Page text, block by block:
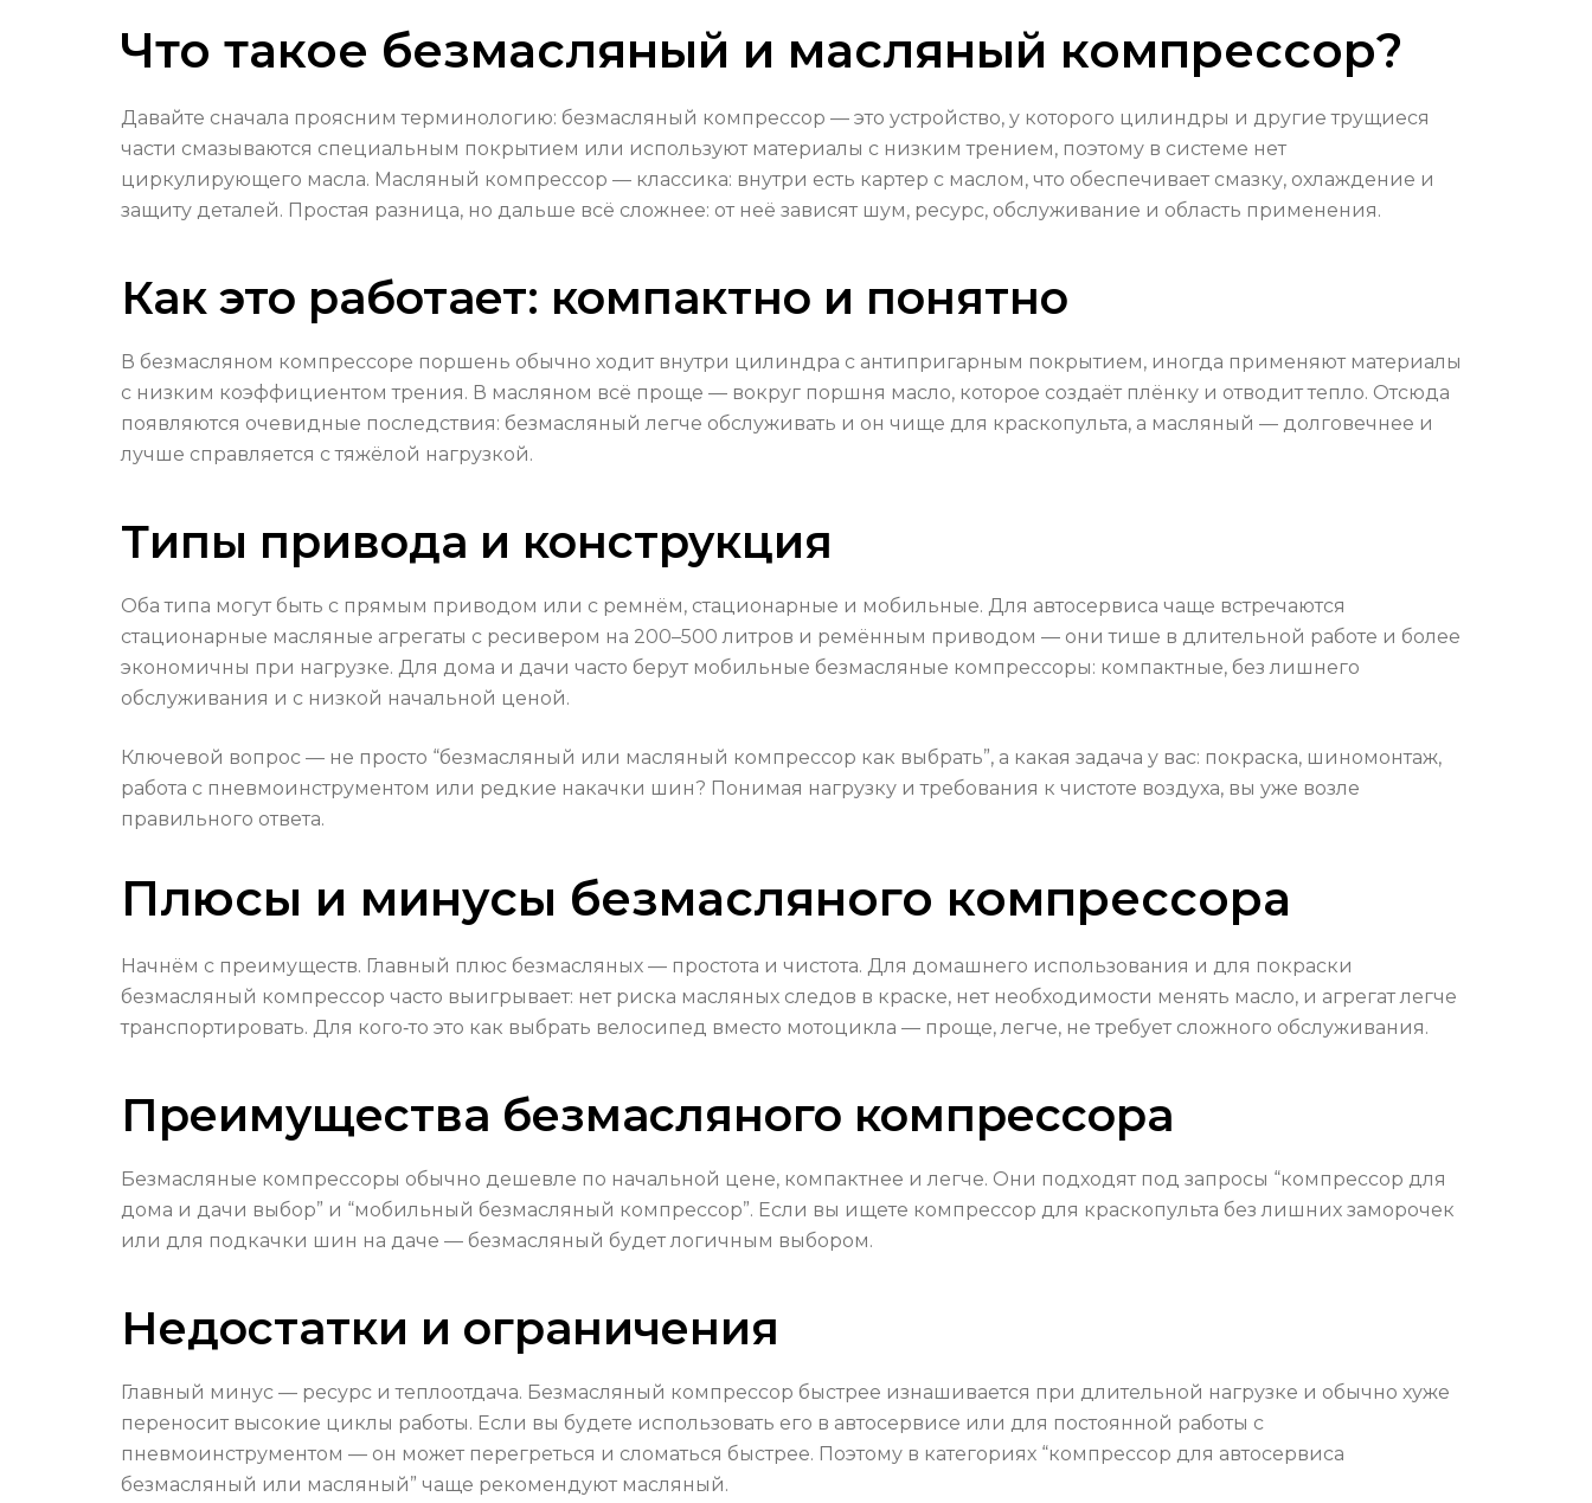
Что такое безмасляный и масляный компрессор?
Давайте сначала проясним терминологию: безмасляный компрессор — это устройство, у которого цилиндры и другие трущиеся
части смазываются специальным покрытием или используют материалы с низким трением, поэтому в системе нет
циркулирующего масла. Масляный компрессор — классика: внутри есть картер с маслом, что обеспечивает смазку, охлаждение и
защиту деталей. Простая разница, но дальше всё сложнее: от неё зависят шум, ресурс, обслуживание и область применения.
Как это работает: компактно и понятно
В безмасляном компрессоре поршень обычно ходит внутри цилиндра с антипригарным покрытием, иногда применяют материалы
с низким коэффициентом трения. В масляном всё проще — вокруг поршня масло, которое создаёт плёнку и отводит тепло. Отсюда
появляются очевидные последствия: безмасляный легче обслуживать и он чище для краскопульта, а масляный — долговечнее и
лучше справляется с тяжёлой нагрузкой.
Типы привода и конструкция
Оба типа могут быть с прямым приводом или с ремнём, стационарные и мобильные. Для автосервиса чаще встречаются
стационарные масляные агрегаты с ресивером на 200–500 литров и ремённым приводом — они тише в длительной работе и более
экономичны при нагрузке. Для дома и дачи часто берут мобильные безмасляные компрессоры: компактные, без лишнего
обслуживания и с низкой начальной ценой.
Ключевой вопрос — не просто “безмасляный или масляный компрессор как выбрать”, а какая задача у вас: покраска, шиномонтаж,
работа с пневмоинструментом или редкие накачки шин? Понимая нагрузку и требования к чистоте воздуха, вы уже возле
правильного ответа.
Плюсы и минусы безмасляного компрессора
Начнём с преимуществ. Главный плюс безмасляных — простота и чистота. Для домашнего использования и для покраски
безмасляный компрессор часто выигрывает: нет риска масляных следов в краске, нет необходимости менять масло, и агрегат легче
транспортировать. Для кого‑то это как выбрать велосипед вместо мотоцикла — проще, легче, не требует сложного обслуживания.
Преимущества безмасляного компрессора
Безмасляные компрессоры обычно дешевле по начальной цене, компактнее и легче. Они подходят под запросы “компрессор для
дома и дачи выбор” и “мобильный безмасляный компрессор”. Если вы ищете компрессор для краскопульта без лишних заморочек
или для подкачки шин на даче — безмасляный будет логичным выбором.
Недостатки и ограничения
Главный минус — ресурс и теплоотдача. Безмасляный компрессор быстрее изнашивается при длительной нагрузке и обычно хуже
переносит высокие циклы работы. Если вы будете использовать его в автосервисе или для постоянной работы с
пневмоинструментом — он может перегреться и сломаться быстрее. Поэтому в категориях “компрессор для автосервиса
безмасляный или масляный” чаще рекомендуют масляный.